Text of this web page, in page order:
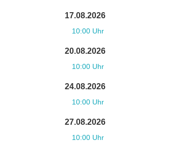
17.08.2026
10:00 Uhr
20.08.2026
10:00 Uhr
24.08.2026
10:00 Uhr
27.08.2026
10:00 Uhr